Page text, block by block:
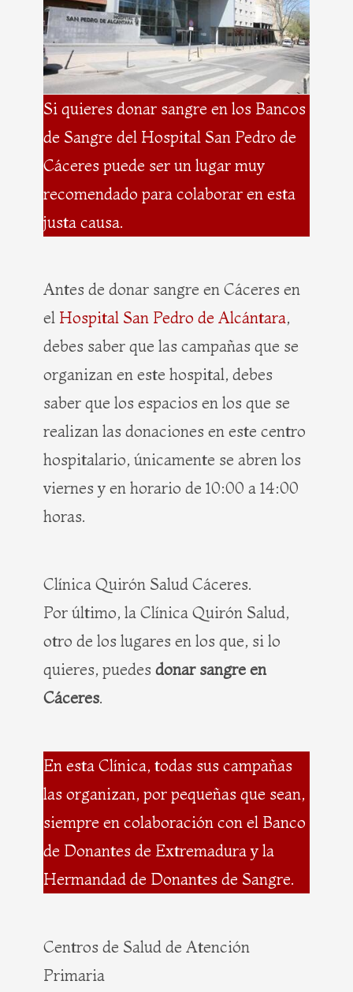
Si quieres donar sangre en los Bancos
de Sangre del Hospital San Pedro de
Cáceres puede ser un lugar muy
recomendado para colaborar en esta
justa causa.
Antes de donar sangre en Cáceres en
el Hospital San Pedro de Alcántara,
debes saber que las campañas que se
organizan en este hospital, debes
saber que los espacios en los que se
realizan las donaciones en este centro
hospitalario, únicamente se abren los
viernes y en horario de 10:00 a 14:00
horas.
Clínica Quirón Salud Cáceres.
Por último, la Clínica Quirón Salud,
otro de los lugares en los que, si lo
quieres, puedes donar sangre en
Cáceres.
En esta Clínica, todas sus campañas
las organizan, por pequeñas que sean,
siempre en colaboración con el Banco
de Donantes de Extremadura y la
Hermandad de Donantes de Sangre.
Centros de Salud de Atención
Primaria